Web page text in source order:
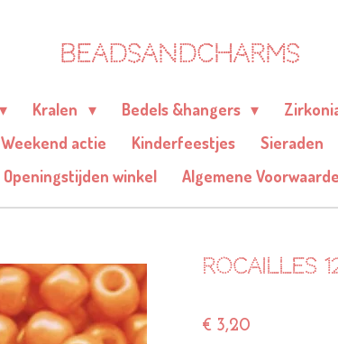
BEADSANDCHARMS
Kralen Bedels &hangers
Weekend actie Kinderfeestjes Sieraden
Openingstijden winkel Algemene
Rocailles
€ 3,20